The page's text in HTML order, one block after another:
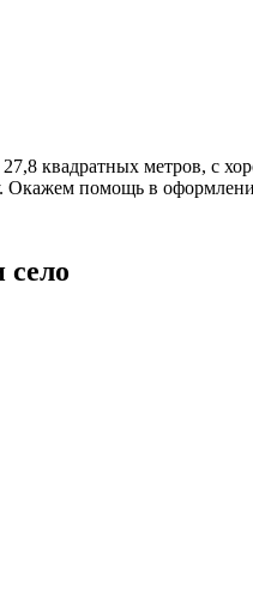
квадратных метров, с
Окажем помощь в